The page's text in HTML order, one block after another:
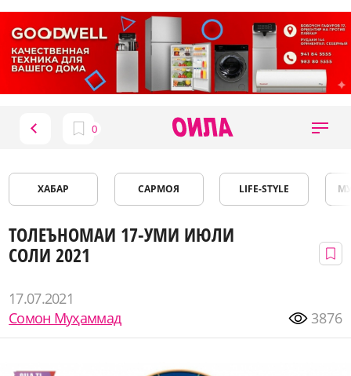
ХАБАР САРМОЯ LIFE-STYLE
ТОЛЕЪНОМАИ 17-УМИ ИЮЛИ
СОЛИ 2021
17.07.2021
Сомон Муҳаммад
3876